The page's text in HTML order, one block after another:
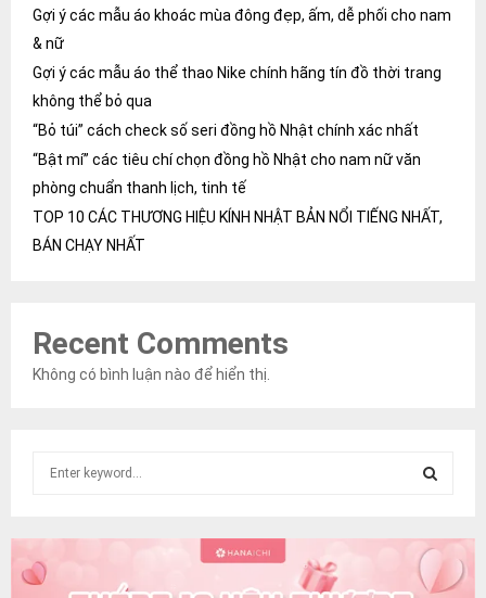
Gợi ý các mẫu áo khoác mùa đông đẹp, ấm, dễ phối cho nam
& nữ
Gợi ý các mẫu áo thể thao Nike chính hãng tín đồ thời trang
không thể bỏ qua
“Bỏ túi” cách check số seri đồng hồ Nhật chính xác nhất
“Bật mí” các tiêu chí chọn đồng hồ Nhật cho nam nữ văn
phòng chuẩn thanh lịch, tinh tế
TOP 10 CÁC THƯƠNG HIỆU KÍNH NHẬT BẢN NỔI TIẾNG NHẤT,
BÁN CHẠY NHẤT
Recent Comments
Không có bình luận nào để hiển thị.
h
E